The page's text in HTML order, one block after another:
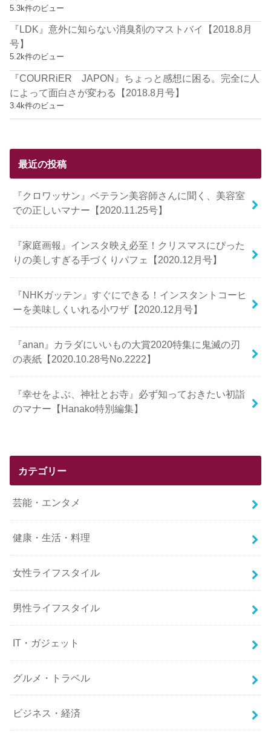
5.3k件のビュー
『LDK』意外に知らない消臭剤のマストバイ【2018.8月
号】
5.2k件のビュー
『COURRiER JAPON』ちょっと感想に困る。完全に人
によって面白さが変わる【2018.8月号】
3.4k件のビュー
最近の投稿
『クロワッサン』ベテラン美容師さんに聞く、美容室
での正しいマナー【2020.11.25号】
『家庭画報』インスタ映え必至！クリスマスにぴった
りの美しすぎる手づくりパフェ【2020.12月号】
『NHKガッテン』すぐにできる！インスタントコーヒ
ーを美味しくいれる小ワザ【2020.12月号】
『anan』カラダにいいもの大賞2020特集に鬼滅の刃
の表紙【2020.10.28号No.2222】
『幸せをよぶ、神社とお寺』必ず知っておきたい初詣
のマナー【Hanako特別編集】
カテゴリー
芸能・エンタメ
健康・生活・料理
女性ライフスタイル
男性ライフスタイル
IT・ガジェット
グルメ・トラベル
ビジネス・経済